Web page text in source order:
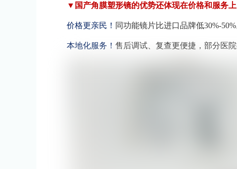
▼国产角膜塑形镜的优势还体现在价格和服务上
价格更亲民！ 同功能镜片比进口品牌低30%-50%
本地化服务！ 售后调试、复查更便捷，部分医